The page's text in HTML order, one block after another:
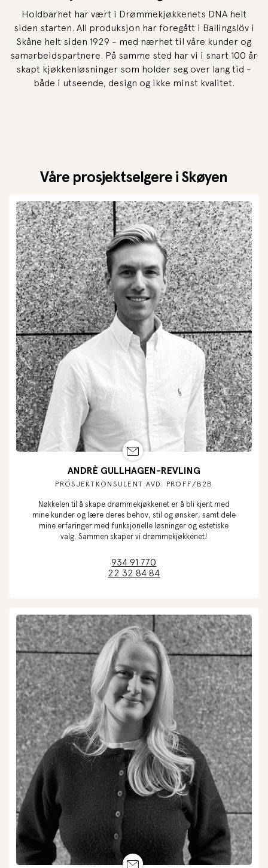
Holdbarhet har vært i Drømmekjøkkenets DNA helt
siden starten. All produksjon har foregått i Ballingslöv i
Skåne helt siden 1929 - med nærhet til våre kunder og
samarbeidspartnere. På samme sted har vi i snart 100 år
skapt kjøkkenløsninger som holder seg over lang tid -
både i utseende, design og ikke minst kvalitet.
Våre prosjektselgere i Skøyen
ANDRÈ GULLHAGEN-REVLING
PROSJEKTKONSULENT AVD. PROFF/B2B
Nøkkelen til å skape drømmekjøkkenet er å bli kjent med
mine kunder og lære deres behov, stil og ønsker, samt dele
mine erfaringer med funksjonelle løsninger og estetiske
valg. Sammen skaper vi drømmekjøkkenet!
934 91 770
22 32 84 84